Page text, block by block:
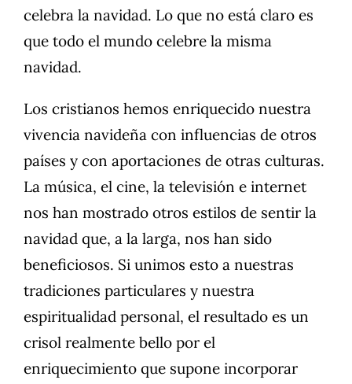
celebra la navidad. Lo que no está claro es
que todo el mundo celebre la misma
navidad.
Los cristianos hemos enriquecido nuestra
vivencia navideña con influencias de otros
países y con aportaciones de otras culturas.
La música, el cine, la televisión e internet
nos han mostrado otros estilos de sentir la
navidad que, a la larga, nos han sido
beneficiosos. Si unimos esto a nuestras
tradiciones particulares y nuestra
espiritualidad personal, el resultado es un
crisol realmente bello por el
enriquecimiento que supone incorporar